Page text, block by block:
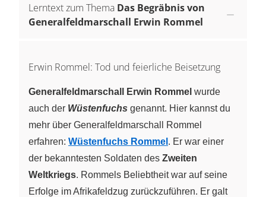
Lerntext zum Thema Das Begräbnis von
Generalfeldmarschall Erwin Rommel
Erwin Rommel: Tod und feierliche Beisetzung
Generalfeldmarschall Erwin Rommel wurde
auch der Wüstenfuchs genannt. Hier kannst du
mehr über Generalfeldmarschall Rommel
erfahren: Wüstenfuchs Rommel . Er war einer
der bekanntesten Soldaten des Zweiten
Weltkriegs. Rommels Beliebtheit war auf seine
Erfolge im Afrikafeldzug zurückzuführen. Er galt